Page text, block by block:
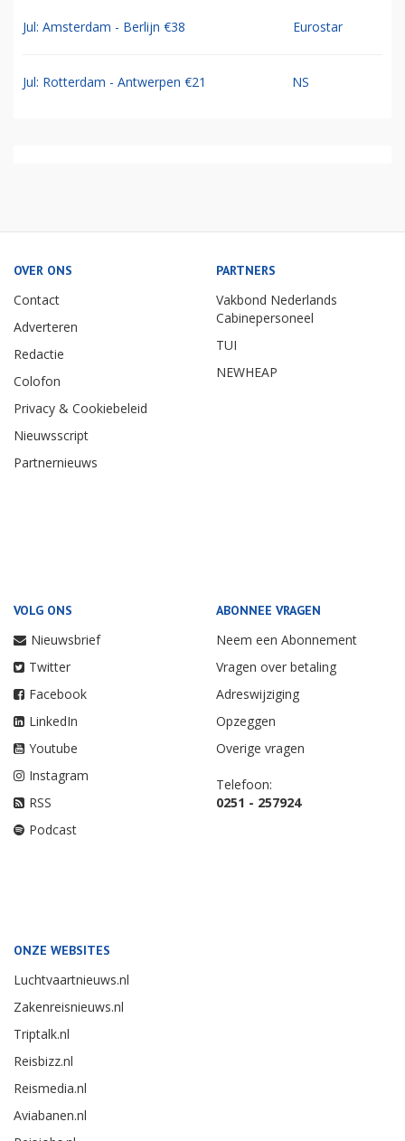
Jul: Amsterdam - Berlijn €38 Eurostar
Jul: Rotterdam - Antwerpen €21 NS
OVER ONS
Contact
Adverteren
Redactie
Colofon
Privacy & Cookiebeleid
Nieuwsscript
Partnernieuws
PARTNERS
Vakbond Nederlands
Cabinepersoneel
TUI
NEWHEAP
VOLG ONS
Nieuwsbrief
Twitter
Facebook
LinkedIn
Youtube
Instagram
RSS
Podcast
ABONNEE VRAGEN
Neem een Abonnement
Vragen over betaling
Adreswijziging
Opzeggen
Overige vragen
Telefoon:
0251 - 257924
ONZE WEBSITES
Luchtvaartnieuws.nl
Zakenreisnieuws.nl
Triptalk.nl
Reisbizz.nl
Reismedia.nl
Aviabanen.nl